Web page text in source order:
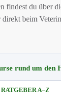
findest du über
beim
rund um den
A–Z